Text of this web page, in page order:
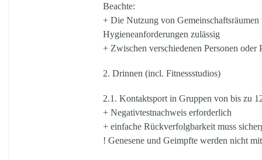
Beachte:
+ Die Nutzung von
Hygieneanforderungen zulässig
+ Zwischen verschiedenen Personen
2. Drinnen (incl. Fitnessstudios)
2.1. Kontaktsport in Gruppen von bis zu
+ Negativtestnachweis erforderlich
+ einfache Rückverfolgbarkeit muss
! Genesene und Geimpfte werden nicht